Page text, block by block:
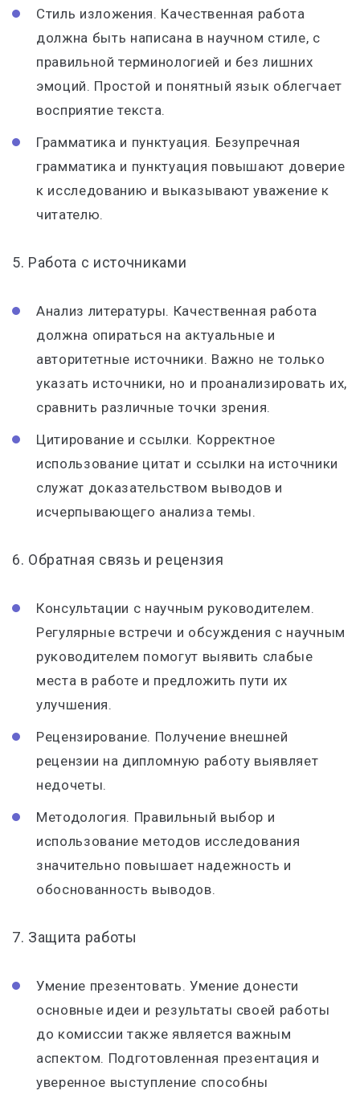
Стиль изложения. Качественная работа
должна быть написана в научном стиле, с
правильной терминологией и без лишних
эмоций. Простой и понятный язык облегчает
восприятие текста.
Грамматика и пунктуация. Безупречная
грамматика и пунктуация повышают доверие
к исследованию и выказывают уважение к
читателю.
5. Работа с источниками
Анализ литературы. Качественная работа
должна опираться на актуальные и
авторитетные источники. Важно не только
указать источники, но и проанализировать их,
сравнить различные точки зрения.
Цитирование и ссылки. Корректное
использование цитат и ссылки на источники
служат доказательством выводов и
исчерпывающего анализа темы.
6. Обратная связь и рецензия
Консультации с научным руководителем.
Регулярные встречи и обсуждения с научным
руководителем помогут выявить слабые
места в работе и предложить пути их
улучшения.
Рецензирование. Получение внешней
рецензии на дипломную работу выявляет
недочеты.
Методология. Правильный выбор и
использование методов исследования
значительно повышает надежность и
обоснованность выводов.
7. Защита работы
Умение презентовать. Умение донести
основные идеи и результаты своей работы
до комиссии также является важным
аспектом. Подготовленная презентация и
уверенное выступление способны